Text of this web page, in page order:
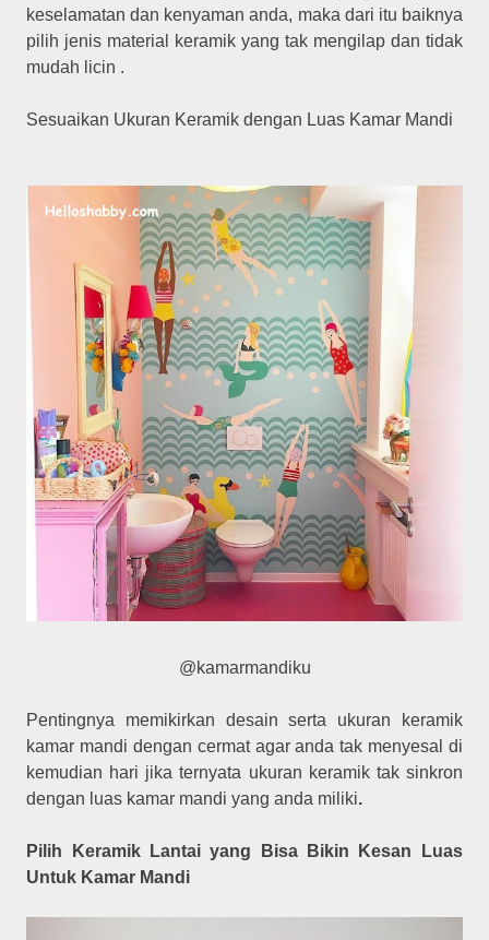
keselamatan dan kenyaman anda, maka dari itu baiknya
pilih jenis material keramik yang tak mengilap dan tidak
mudah licin .
Sesuaikan Ukuran Keramik dengan Luas Kamar Mandi
@kamarmandiku
Pentingnya memikirkan desain serta ukuran keramik
kamar mandi dengan cermat agar anda tak menyesal di
kemudian hari jika ternyata ukuran keramik tak sinkron
dengan luas kamar mandi yang anda miliki.
Pilih Keramik Lantai yang Bisa Bikin Kesan Luas
Untuk Kamar Mandi